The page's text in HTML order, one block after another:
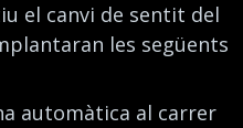
el canvi de sentit del
les següents
automàtica al carrer